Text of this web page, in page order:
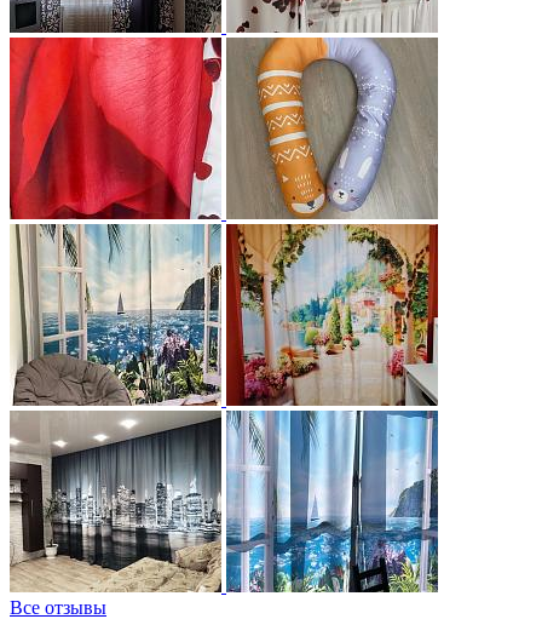
Все отзывы